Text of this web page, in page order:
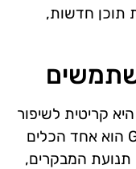
תוכן חדשות,
קריטית לשיפור
חווית המשתמש. Google Analytics הוא אחד הכלים
תנועת המבקרים,